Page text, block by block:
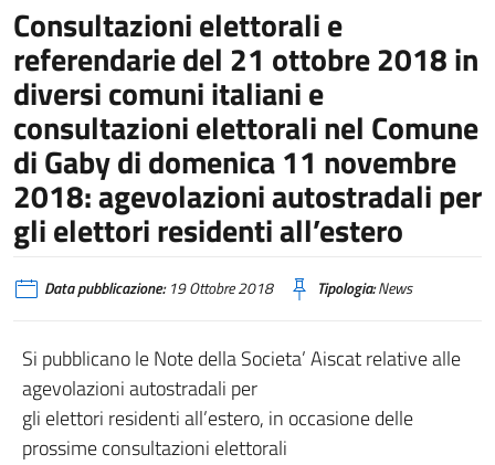
Consultazioni elettorali e
referendarie del 21 ottobre 2018 in
diversi comuni italiani e
consultazioni elettorali nel Comune
di Gaby di domenica 11 novembre
2018: agevolazioni autostradali per
gli elettori residenti all’estero
Data pubblicazione:19 Ottobre 2018 Tipologia:News
Si pubblicano le Note della Societa’ Aiscat relative alle
agevolazioni autostradali per
gli elettori residenti all’estero, in occasione delle
prossime consultazioni elettorali